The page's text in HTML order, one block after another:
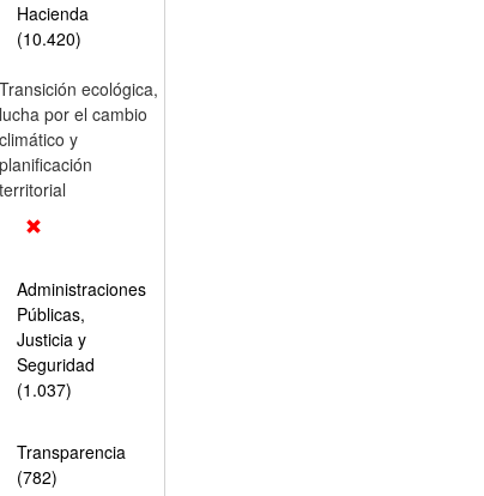
Hacienda
(10.420)
Transición ecológica,
lucha por el cambio
climático y
planificación
territorial
Administraciones
Públicas,
Justicia y
Seguridad
(1.037)
Transparencia
(782)